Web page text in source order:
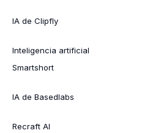
IA de Clipfly
Inteligencia artificial
Smartshort
IA de Basedlabs
Recraft AI